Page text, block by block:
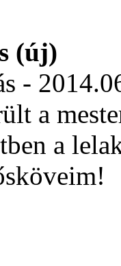
(új)
-
a
a